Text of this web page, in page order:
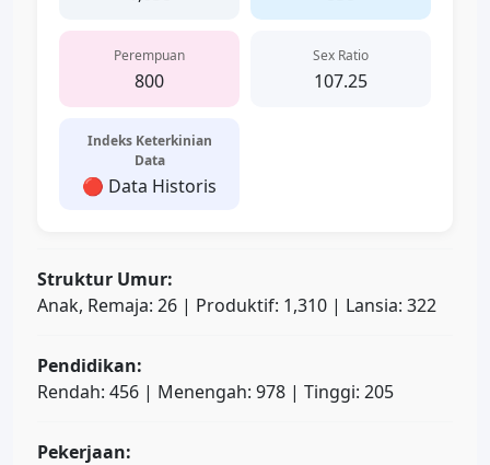
Perempuan
800
Sex Ratio
107.25
Indeks Keterkinian
Data
🔴 Data Historis
Struktur Umur:
Anak, Remaja: 26 | Produktif: 1,310 | Lansia: 322
Pendidikan:
Rendah: 456 | Menengah: 978 | Tinggi: 205
Pekerjaan: